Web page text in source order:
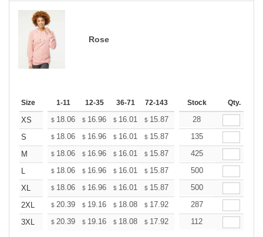
Rose
Size 1-11 12-35 36-71 72-143 144-287 288 + More
Stock Qty.
XS $ 18.06 $ 16.96 $ 16.01 $ 15.87 15.60
28
S
$ 18.06 $ 16.96 $ 16.01 $ 15.87 15.60
135
M
$ 18.06 $ 16.96 $ 16.01 $ 15.87 15.60
425
L
$ 18.06 $ 16.96 $ 16.01 $ 15.87 15.60
500
XL
$ 18.06 $ 16.96 $ 16.01 $ 15.87 15.60
500
2XL
$ 20.39 $ 19.16 $ 18.08 $ 17.92 17.61
287
3XL
$ 20.39 $ 19.16 $ 18.08 $ 17.92 17.61
112